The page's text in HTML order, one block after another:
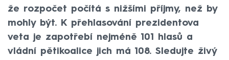
že rozpočet počítá s nižšími příjmy, než by
mohly být. K přehlasování prezidentova
veta je zapotřebí nejméně 101 hlasů a
vládní pětikoalice jich má 108. Sledujte živý